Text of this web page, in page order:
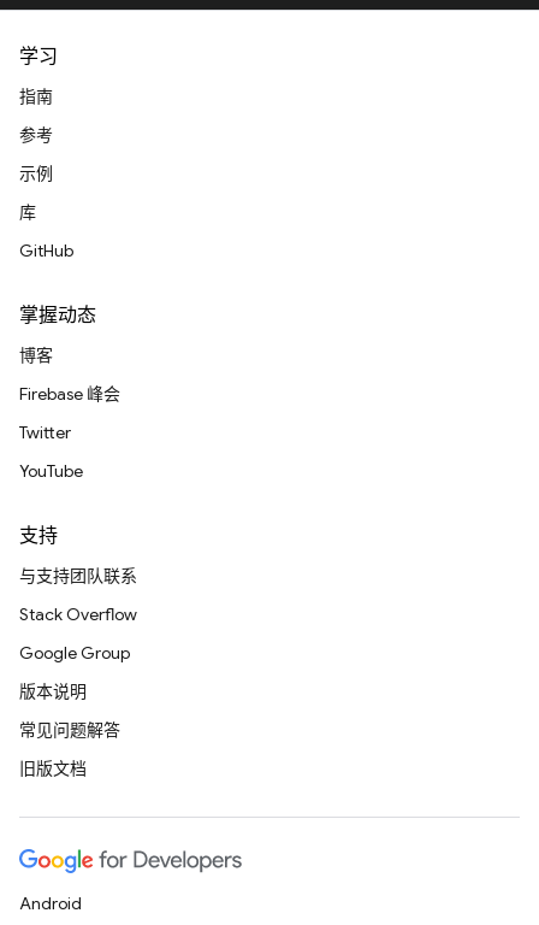
学习
指南
参考
示例
库
GitHub
掌握动态
博客
Firebase 峰会
Twitter
YouTube
支持
与支持团队联系
Stack Overflow
Google Group
版本说明
常见问题解答
旧版文档
Android